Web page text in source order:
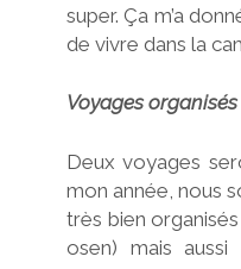
super. Ça m’a
de vivre dans la
Voyages organisés
Deux voyages
mon année, nous
très bien
osen) mais